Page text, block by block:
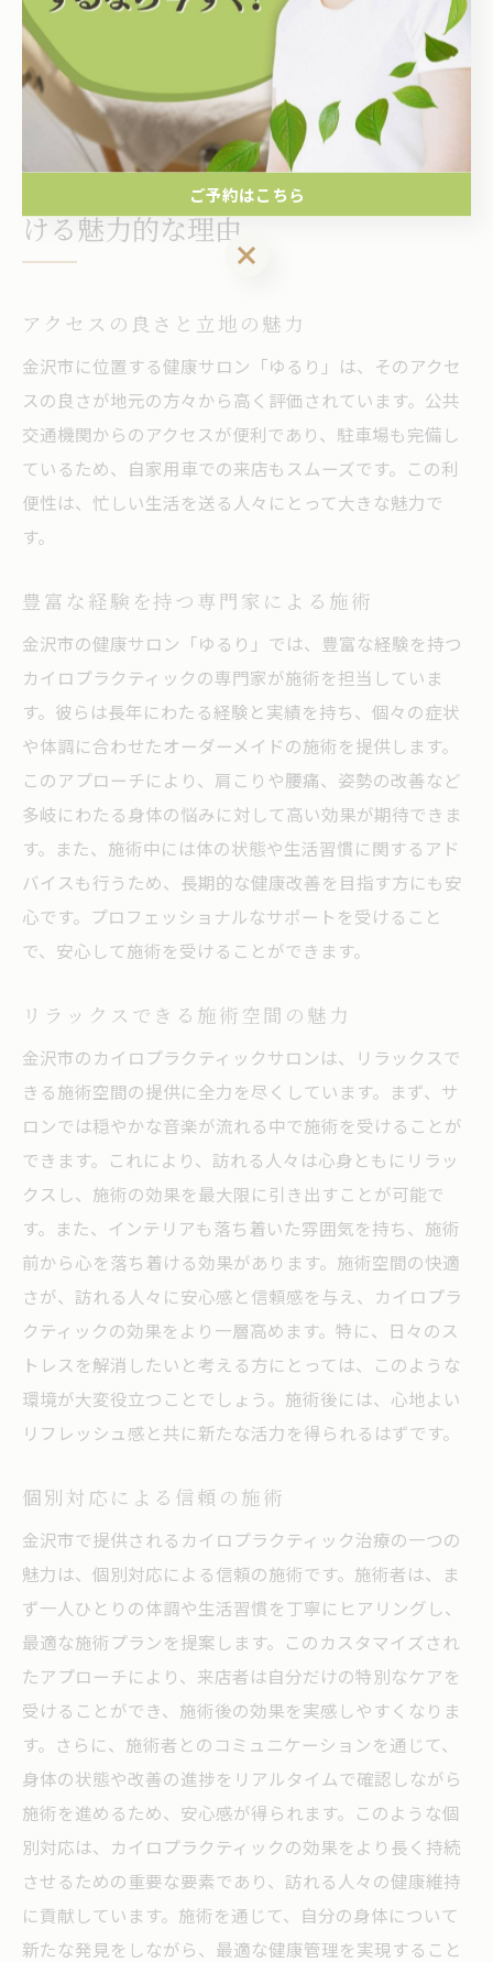
高いとされています。このように、金沢市のカイロプラ
クティックは、心身のバランスを整える効果が地域の住
民に広く支持されています。
金沢市でカイロプラクティックを受
ける魅力的な理由
アクセスの良さと立地の魅力
金沢市に位置する健康サロン「ゆるり」は、そのアクセ
スの良さが地元の方々から高く評価されています。公共
交通機関からのアクセスが便利であり、駐車場も完備し
ているため、自家用車での来店もスムーズです。この利
便性は、忙しい生活を送る人々にとって大きな魅力で
す。
豊富な経験を持つ専門家による施術
金沢市の健康サロン「ゆるり」では、豊富な経験を持つ
カイロプラクティックの専門家が施術を担当していま
す。彼らは長年にわたる経験と実績を持ち、個々の症状
や体調に合わせたオーダーメイドの施術を提供します。
このアプローチにより、肩こりや腰痛、姿勢の改善など
多岐にわたる身体の悩みに対して高い効果が期待できま
す。また、施術中には体の状態や生活習慣に関するアド
バイスも行うため、長期的な健康改善を目指す方にも安
心です。プロフェッショナルなサポートを受けること
で、安心して施術を受けることができます。
リラックスできる施術空間の魅力
金沢市のカイロプラクティックサロンは、リラックスで
きる施術空間の提供に全力を尽くしています。まず、サ
ロンでは穏やかな音楽が流れる中で施術を受けることが
できます。これにより、訪れる人々は心身ともにリラッ
クスし、施術の効果を最大限に引き出すことが可能で
す。また、インテリアも落ち着いた雰囲気を持ち、施術
前から心を落ち着ける効果があります。施術空間の快適
さが、訪れる人々に安心感と信頼感を与え、カイロプラ
クティックの効果をより一層高めます。特に、日々のス
トレスを解消したいと考える方にとっては、このような
環境が大変役立つことでしょう。施術後には、心地よい
リフレッシュ感と共に新たな活力を得られるはずです。
個別対応による信頼の施術
金沢市で提供されるカイロプラクティック治療の一つの
魅力は、個別対応による信頼の施術です。施術者は、ま
ず一人ひとりの体調や生活習慣を丁寧にヒアリングし、
最適な施術プランを提案します。このカスタマイズされ
たアプローチにより、来店者は自分だけの特別なケアを
受けることができ、施術後の効果を実感しやすくなりま
す。さらに、施術者とのコミュニケーションを通じて、
身体の状態や改善の進捗をリアルタイムで確認しながら
施術を進めるため、安心感が得られます。このような個
別対応は、カイロプラクティックの効果をより長く持続
させるための重要な要素であり、訪れる人々の健康維持
に貢献しています。施術を通じて、自分の身体について
新たな発見をしながら、最適な健康管理を実現すること
ご予約はこちら
ご予約はこちら